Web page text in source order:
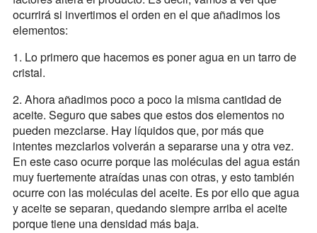
ocurrirá si invertimos el orden en el que añadimos los
elementos:
1. Lo primero que hacemos es poner agua en un tarro de
cristal.
2. Ahora añadimos poco a poco la misma cantidad de
aceite. Seguro que sabes que estos dos elementos no
pueden mezclarse. Hay líquidos que, por más que
intentes mezclarlos volverán a separarse una y otra vez.
En este caso ocurre porque las moléculas del agua están
muy fuertemente atraídas unas con otras, y esto también
ocurre con las moléculas del aceite. Es por ello que agua
y aceite se separan, quedando siempre arriba el aceite
porque tiene una densidad más baja.